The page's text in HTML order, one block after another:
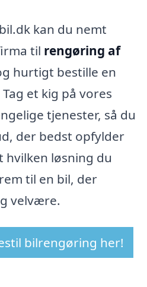
kan du nemt
til rengøring af
hurtigt bestille en
et kig på vores
tjenester, så du
der bedst opfylder
hvilken løsning du
til en bil, der
velvære.
bilrengøring her!